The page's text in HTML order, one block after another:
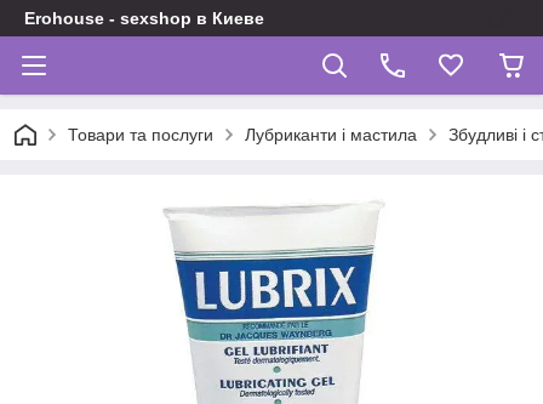
Erohouse - sexshop в Киеве
Товари та послуги Лубриканти і мастила Збудливі і